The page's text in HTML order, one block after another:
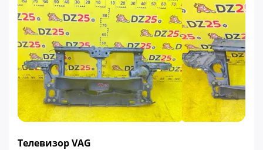
Телевизор VAG